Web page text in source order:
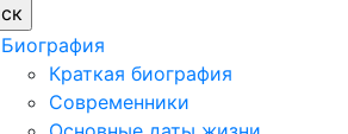
Биография
Краткая биография
Современники